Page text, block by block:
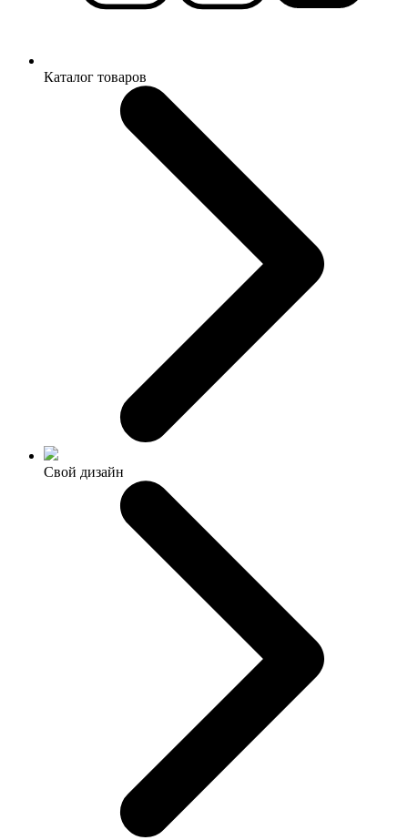
Каталог товаров
Свой дизайн